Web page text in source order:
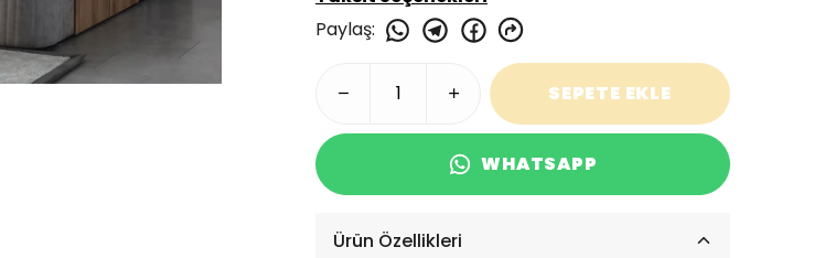
Paylaş:
SEPETE EKLE
WHATSAPP
Ürün Özellikleri